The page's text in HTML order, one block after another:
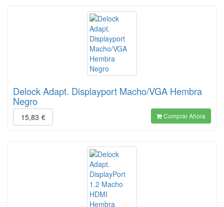
Delock Adapt. Displayport Macho/VGA Hembra
Negro
15,83 € Comprar Ahora